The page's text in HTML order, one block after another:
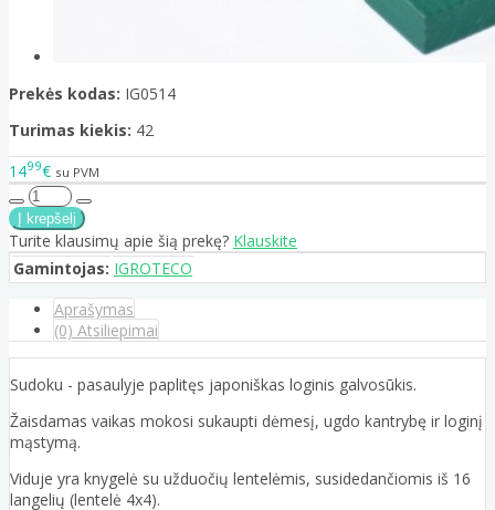
Prekės kodas: IG0514
Turimas kiekis: 42
1499€ su PVM
Turite klausimų apie šią prekę? Klauskite
Gamintojas: IGROTECO
Aprašymas
(0) Atsiliepimai
Sudoku - pasaulyje paplitęs japoniškas loginis galvosūkis.
Žaisdamas vaikas mokosi sukaupti dėmesį, ugdo kantrybę ir loginį
mąstymą.
Viduje yra knygelė su užduočių lentelėmis, susidedančiomis iš 16
langelių (lentelė 4x4).